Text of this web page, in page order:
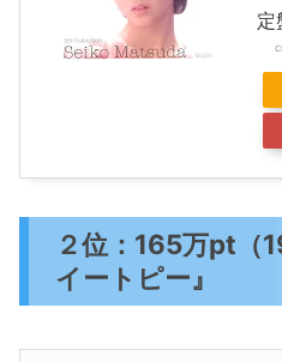
定
２位：165万pt（
イートピー』